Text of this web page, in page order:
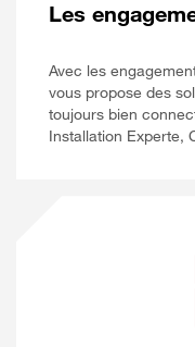
Les
Avec les
vous propose des
toujours bien
Installation Experte,